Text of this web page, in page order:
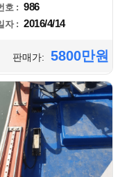
호 : 986
자 : 2016/4/14
판매가: 5800만원